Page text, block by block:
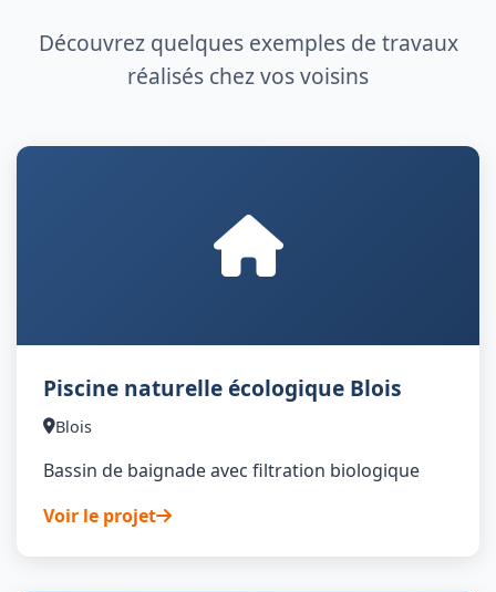
Découvrez quelques exemples de travaux
réalisés chez vos voisins
Piscine naturelle écologique Blois
Blois
Bassin de baignade avec filtration biologique
Voir le projet